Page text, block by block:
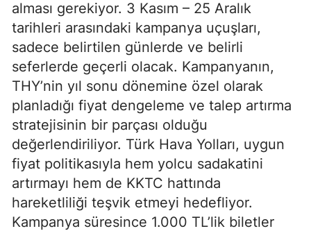
alması gerekiyor. 3 Kasım – 25 Aralık
tarihleri arasındaki kampanya uçuşları,
sadece belirtilen günlerde ve belirli
seferlerde geçerli olacak. Kampanyanın,
THY’nin yıl sonu dönemine özel olarak
planladığı fiyat dengeleme ve talep artırma
stratejisinin bir parçası olduğu
değerlendiriliyor. Türk Hava Yolları, uygun
fiyat politikasıyla hem yolcu sadakatini
artırmayı hem de KKTC hattında
hareketliliği teşvik etmeyi hedefliyor.
Kampanya süresince 1.000 TL’lik biletler